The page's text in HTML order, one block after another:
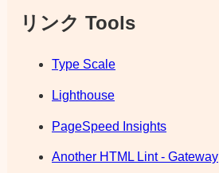
リンク Tools
Type Scale
Lighthouse
PageSpeed Insights
Another HTML Lint - Gateway